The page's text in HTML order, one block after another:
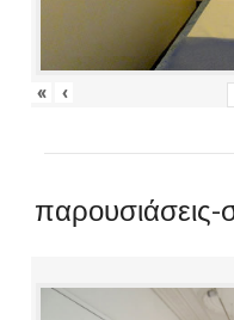
« ‹
παρουσιάσεις-